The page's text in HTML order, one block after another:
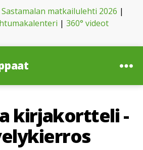
Sastamalan matkailulehti 2026 |
| 360° videot
kirjakortteli -